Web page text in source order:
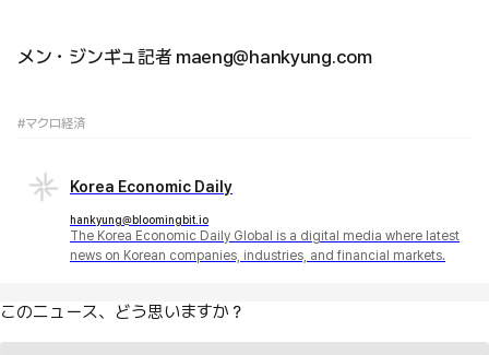
メン・ジンギュ記者 maeng@hankyung.com
#マクロ経済
Korea Economic Daily
hankyung@bloomingbit.io
The Korea Economic Daily Global is a digital media where latest
news on Korean companies, industries, and financial markets.
このニュース、どう思いますか？